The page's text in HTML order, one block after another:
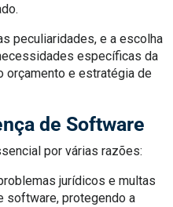
peculiaridades, e a escolha
específicas da
orçamento e estratégia de
de Software
por várias razões:
jurídicos e multas
software, protegendo a